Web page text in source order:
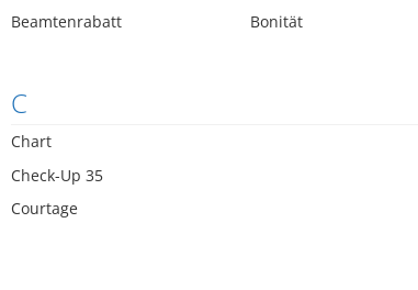
Beamtenrabatt
Bonität
C
Chart
Check-Up 35
Courtage